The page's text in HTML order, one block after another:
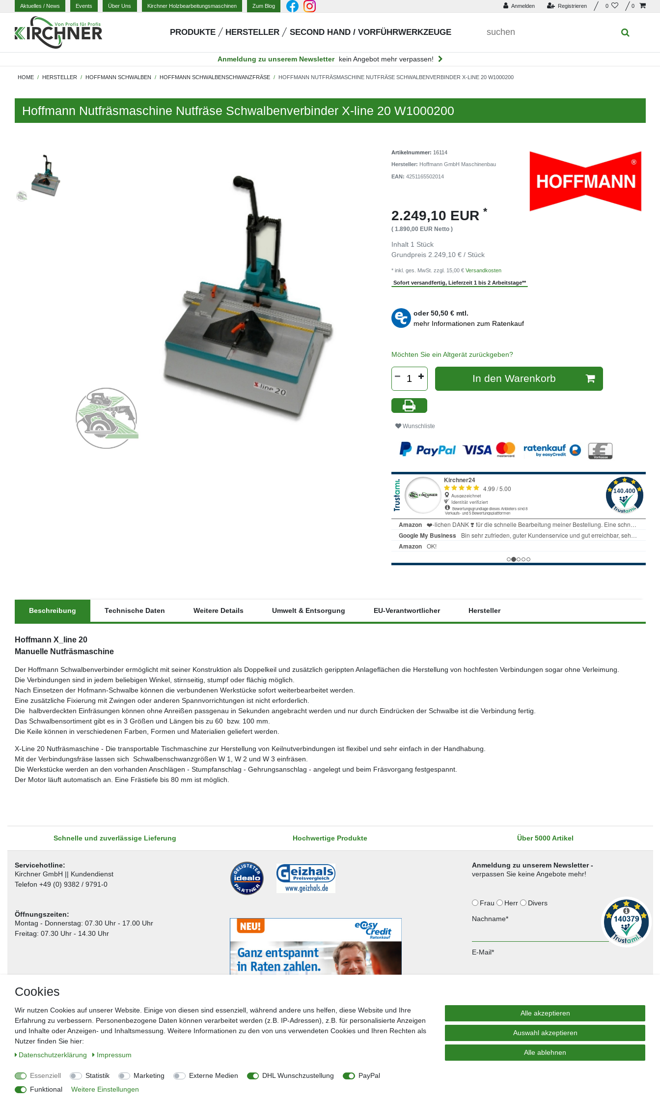
Anmelden Registrieren 0 0
Aktuelles / News Events Über Uns Kirchner Holzbearbeitungsmaschinen Zum Blog
PRODUKTE HERSTELLER SECOND HAND / VORFÜHRWERKZEUGE
Anmeldung zu unserem Newsletter kein Angebot mehr verpassen!
HOME HERSTELLER HOFFMANN SCHWALBEN HOFFMANN SCHWALBENSCHWANZFRÄSE HOFFMANN NUTFRÄSMASCHINE NUTFRÄSE SCHWALBENVERBINDER X-LINE 20 W1000200
Hoffmann Nutfräsmaschine Nutfräse Schwalbenverbinder X-line 20 W1000200
Artikelnummer: 16114
Hersteller: Hoffmann GmbH Maschinenbau
EAN: 4251165502014
2.249,10 EUR *
( 1.890,00 EUR Netto )
Inhalt 1 Stück
Grundpreis 2.249,10 € / Stück
* inkl. ges. MwSt. zzgl. 15,00 € Versandkosten
Sofort versandfertig, Lieferzeit 1 bis 2 Arbeitstage**
oder50,50€ mtl.
mehr Informationen zum Ratenkauf
Möchten Sie ein Altgerät zurückgeben?
In den Warenkorb
Wunschliste
Beschreibung Technische Daten Weitere Details Umwelt & Entsorgung EU-Verantwortlicher Hersteller
Hoffmann X_line 20
Manuelle Nutfräsmaschine
Der Hoffmann Schwalbenverbinder ermöglicht mit seiner Konstruktion als Doppelkeil und zusätzlich gerippten Anlageflächen die Herstellung von hochfesten Verbindungen sogar ohne Verleimung.
Die Verbindungen sind in jedem beliebigen Winkel, stirnseitig, stumpf oder flächig möglich.
Nach Einsetzen der Hofmann-Schwalbe können die verbundenen Werkstücke sofort weiterbearbeitet werden.
Eine zusätzliche Fixierung mit Zwingen oder anderen Spannvorrichtungen ist nicht erforderlich.
Die halbverdeckten Einfräsungen können ohne Anreißen passgenau in Sekunden angebracht werden und nur durch Eindrücken der Schwalbe ist die Verbindung fertig.
Das Schwalbensortiment gibt es in 3 Größen und Längen bis zu 60 bzw. 100 mm.
Die Keile können in verschiedenen Farben, Formen und Materialien geliefert werden.
X-Line 20 Nutfräsmaschine - Die transportable Tischmaschine zur Herstellung von Keilnutverbindungen ist flexibel und sehr einfach in der Handhabung.
Mit der Verbindungsfräse lassen sich Schwalbenschwanzgrößen W 1, W 2 und W 3 einfräsen.
Die Werkstücke werden an den vorhanden Anschlägen - Stumpfanschlag - Gehrungsanschlag - angelegt und beim Fräsvorgang festgespannt.
Der Motor läuft automatisch an. Eine Frästiefe bis 80 mm ist möglich.
Schnelle und zuverlässige Lieferung Hochwertige Produkte Über 5000 Artikel
Servicehotline:
Kirchner GmbH || Kundendienst
Telefon +49 (0) 9382 / 9791-0
Öffnungszeiten:
Montag - Donnerstag: 07.30 Uhr - 17.00 Uhr
Freitag: 07.30 Uhr - 14.30 Uhr
Anmeldung zu unserem Newsletter -
verpassen Sie keine Angebote mehr!
Frau Herr
Divers
Nachname*
E-Mail*
Sie können den Newsletter jederzeit kostenlos abbestellen.
** gilt für Lieferungen innerhalb Deutschlands, Lieferzeiten für andere Länder entnehmen Sie bitte der Schaltfläche mit den Versandinformationen
Widerrufs­recht Impressum
© Copyright 2026 | Alle Rechte vorbehalten.
Cookies
Wir nutzen Cookies auf unserer Website. Einige von diesen sind essenziell, während andere uns helfen, diese Website und Ihre
Erfahrung zu verbessern. Personenbezogene Daten können verarbeitet werden (z.B. IP-Adressen), z.B. für personalisierte Anzeigen
und Inhalte oder Anzeigen- und Inhaltsmessung. Weitere Informationen zu den von uns verwendeten Cookies und Ihren Rechten als
Nutzer finden Sie hier:
Daten­schutz­erklärung
Impressum
Essenziell Statistik Marketing Externe Medien DHL Wunschzustellung
PayPal
Funktional
Weitere Einstellungen
Alle akzeptieren
Auswahl akzeptieren
Alle ablehnen